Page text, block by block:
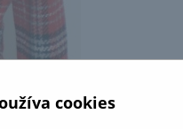
cookies